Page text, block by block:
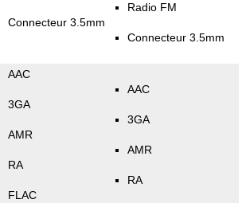
Connecteur 3.5mm
Radio FM
Connecteur 3.5mm
AAC
3GA
AMR
RA
FLAC
AAC
3GA
AMR
RA